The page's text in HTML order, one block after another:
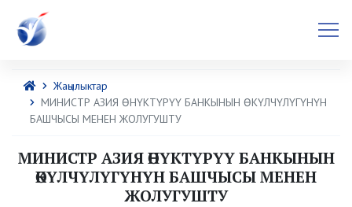
Жаңылыктар
МИНИСТР АЗИЯ ӨНҮКТҮРҮҮ БАНКЫНЫН ӨКҮЛЧҮЛҮГҮНҮН
БАШЧЫСЫ МЕНЕН ЖОЛУГУШТУ
МИНИСТР АЗИЯ ӨНҮКТҮРҮҮ БАНКЫНЫН
ӨКҮЛЧҮЛҮГҮНҮН БАШЧЫСЫ МЕНЕН
ЖОЛУГУШТУ